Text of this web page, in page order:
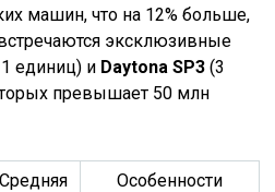
машин, что на 12% больше,
эксклюзивные
единиц) и Daytona SP3 (3
превышает 50 млн
Средняя
Особенности